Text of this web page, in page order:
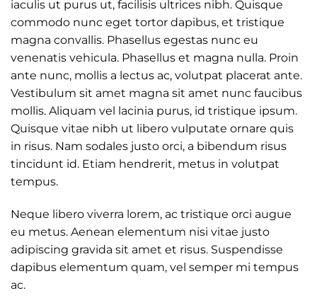
iaculis ut purus ut, facilisis ultrices nibh. Quisque
commodo nunc eget tortor dapibus, et tristique
magna convallis. Phasellus egestas nunc eu
venenatis vehicula. Phasellus et magna nulla. Proin
ante nunc, mollis a lectus ac, volutpat placerat ante.
Vestibulum sit amet magna sit amet nunc faucibus
mollis. Aliquam vel lacinia purus, id tristique ipsum.
Quisque vitae nibh ut libero vulputate ornare quis
in risus. Nam sodales justo orci, a bibendum risus
tincidunt id. Etiam hendrerit, metus in volutpat
tempus.
Neque libero viverra lorem, ac tristique orci augue
eu metus. Aenean elementum nisi vitae justo
adipiscing gravida sit amet et risus. Suspendisse
dapibus elementum quam, vel semper mi tempus
ac.